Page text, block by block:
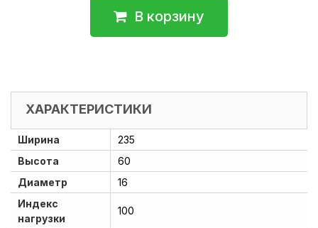
В корзину
ХАРАКТЕРИСТИКИ
Ширина
235
Высота
60
Диаметр
16
Индекс
нагрузки
100